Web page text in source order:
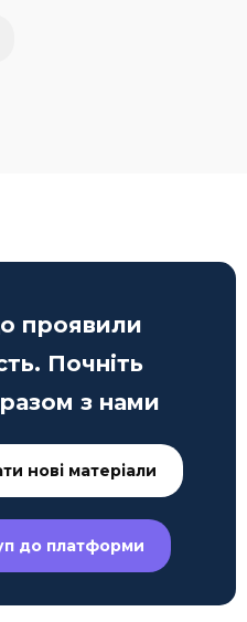
проявили
Почніть
з нами
нові матеріали
до платформи